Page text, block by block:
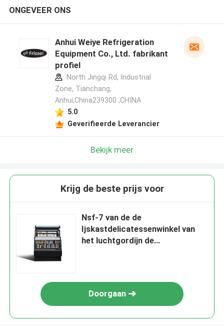
ONGEVEER ONS
Anhui Weiye Refrigeration
Equipment Co., Ltd. fabrikant
profiel
North Jingqi Rd, Industrial
Zone, Tianchang,
Anhui,China239300 ,CHINA
5.0
Geverifieerde Leverancier
Bekijk meer
Krijg de beste prijs voor
Nsf-7 van de de
Ijskastdelicatessenwinkel van
het luchtgordijn de
Doorgaan